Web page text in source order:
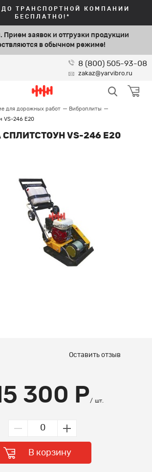
ДО ТРАНСПОРТНОЙ КОМПАНИИ
БЕСПЛАТНО!*
Прием заявок и отгрузки продукции
в обычном режиме!
8 (800) 505-93-08
zakaz@yarvibro.ru
для дорожных работ
Виброплиты
VS-246 E20
VS-246 E20
Оставить отзыв
300 Р шт.
В корзину